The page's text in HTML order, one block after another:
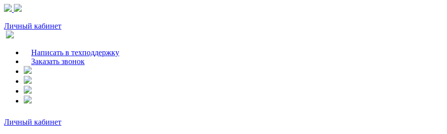
Личный кабинет
Написать в техподдержку
Заказать звонок
Личный кабинет